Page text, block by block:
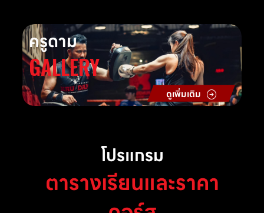
ครูดาม
GALLERY
ดูเพิ่มเติม
โปรแกรม
ตารางเรียนและราคา